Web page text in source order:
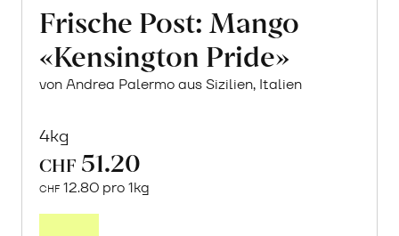
Frische Post: Mango
«Kensington Pride»
von Andrea Palermo aus Sizilien, Italien
4kg
CHF 51.20
CHF 12.80 pro 1kg